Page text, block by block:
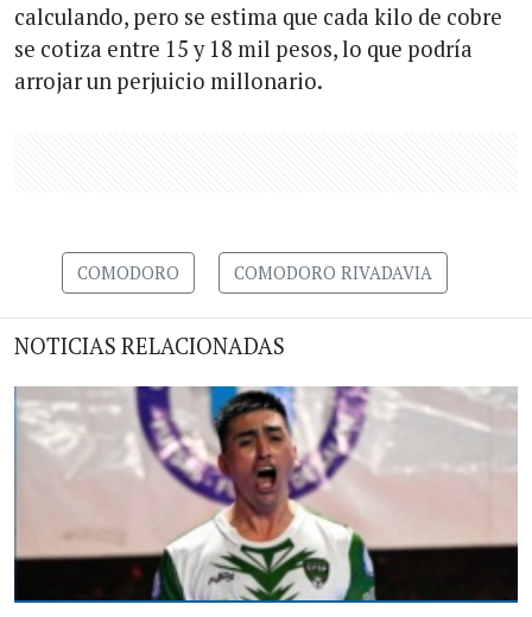
calculando, pero se estima que cada kilo de cobre
se cotiza entre 15 y 18 mil pesos, lo que podría
arrojar un perjuicio millonario.
COMODORO COMODORO RIVADAVIA
NOTICIAS RELACIONADAS